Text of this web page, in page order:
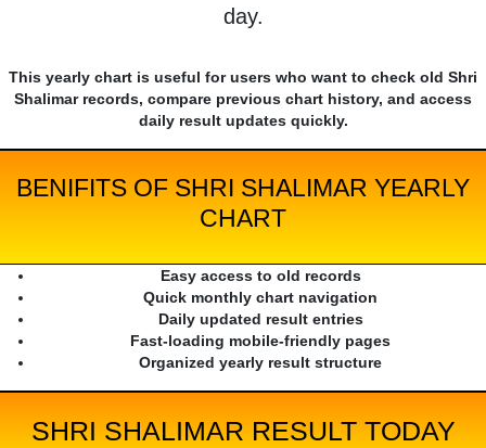
day.
This yearly chart is useful for users who want to check old Shri
Shalimar records, compare previous chart history, and access
daily result updates quickly.
BENIFITS OF SHRI SHALIMAR YEARLY
CHART
Easy access to old records
Quick monthly chart navigation
Daily updated result entries
Fast-loading mobile-friendly pages
Organized yearly result structure
SHRI SHALIMAR RESULT TODAY